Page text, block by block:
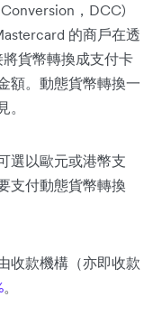
，DCC)
的商戶在透
貨幣轉換成支付卡
額。動態貨幣轉換一
選以歐元或港幣支
支付動態貨幣轉換
收款機構（亦即收款
。